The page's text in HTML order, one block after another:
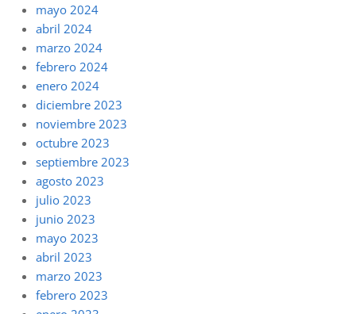
mayo 2024
abril 2024
marzo 2024
febrero 2024
enero 2024
diciembre 2023
noviembre 2023
octubre 2023
septiembre 2023
agosto 2023
julio 2023
junio 2023
mayo 2023
abril 2023
marzo 2023
febrero 2023